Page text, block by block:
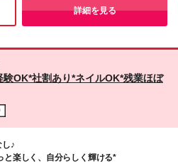
全額支給いたします 【アルバイ
★週4～5日/実働8時間 ※土・日どちら
ません） ※残業代は全額支給いたします
別勤務地への配属をご相談させていただ
ります。
、ぜひ“現実”にしてみてください♪
詳細を見る
OK*社割あり*ネイルOK*残業ほぼ
♪
と楽しく、自分らしく輝ける*